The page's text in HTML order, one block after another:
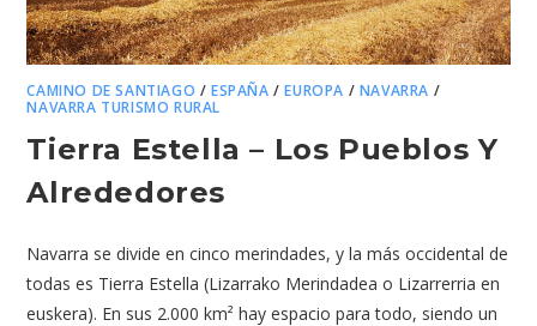
CAMINO DE SANTIAGO /ESPAÑA /EUROPA / NAVARRA /
NAVARRA TURISMO RURAL
Tierra Estella – Los Pueblos Y
Alrededores
Navarra se divide en cinco merindades, y la más occidental de
todas es Tierra Estella (Lizarrako Merindadea o Lizarrerria en
euskera). En sus 2.000 km² hay espacio para todo, siendo un